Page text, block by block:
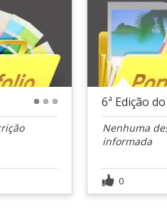
Nenhuma
informada
0